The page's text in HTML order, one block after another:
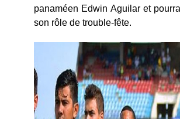
panaméen Edwin Aguilar et
son rôle de trouble-fête.